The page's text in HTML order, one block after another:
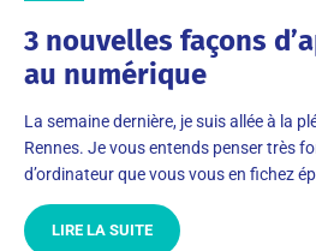
3 nouvelles façons
au numérique
La semaine dernière, je suis allée à la
Rennes. Je vous entends penser très
d’ordinateur que vous vous en fichez
LIRE LA SUITE